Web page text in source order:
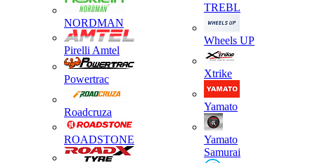
NORDMAN
Pirelli Amtel
Powertrac
Roadcruza
ROADSTONE
TREBL
Wheels UP
Xtrike
Yamato
Yamato
Samurai